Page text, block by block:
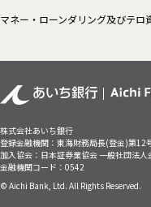
マネー・ローンダリング及びテ
株式会社あいち銀行
登録金融機関：東海財務局長(登金)第12
加入協会：日本証券業協会 一般社団法
金融機関コード：0542
© Aichi Bank, Ltd. All Rights Reserved.